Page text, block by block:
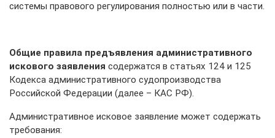
системы правового регулирования полностью или в части.
Общие правила предъявления административного
искового заявления содержатся в статьях 124 и 125
Кодекса административного судопроизводства
Российской Федерации (далее – КАС РФ).
Административное исковое заявление может содержать
требования: